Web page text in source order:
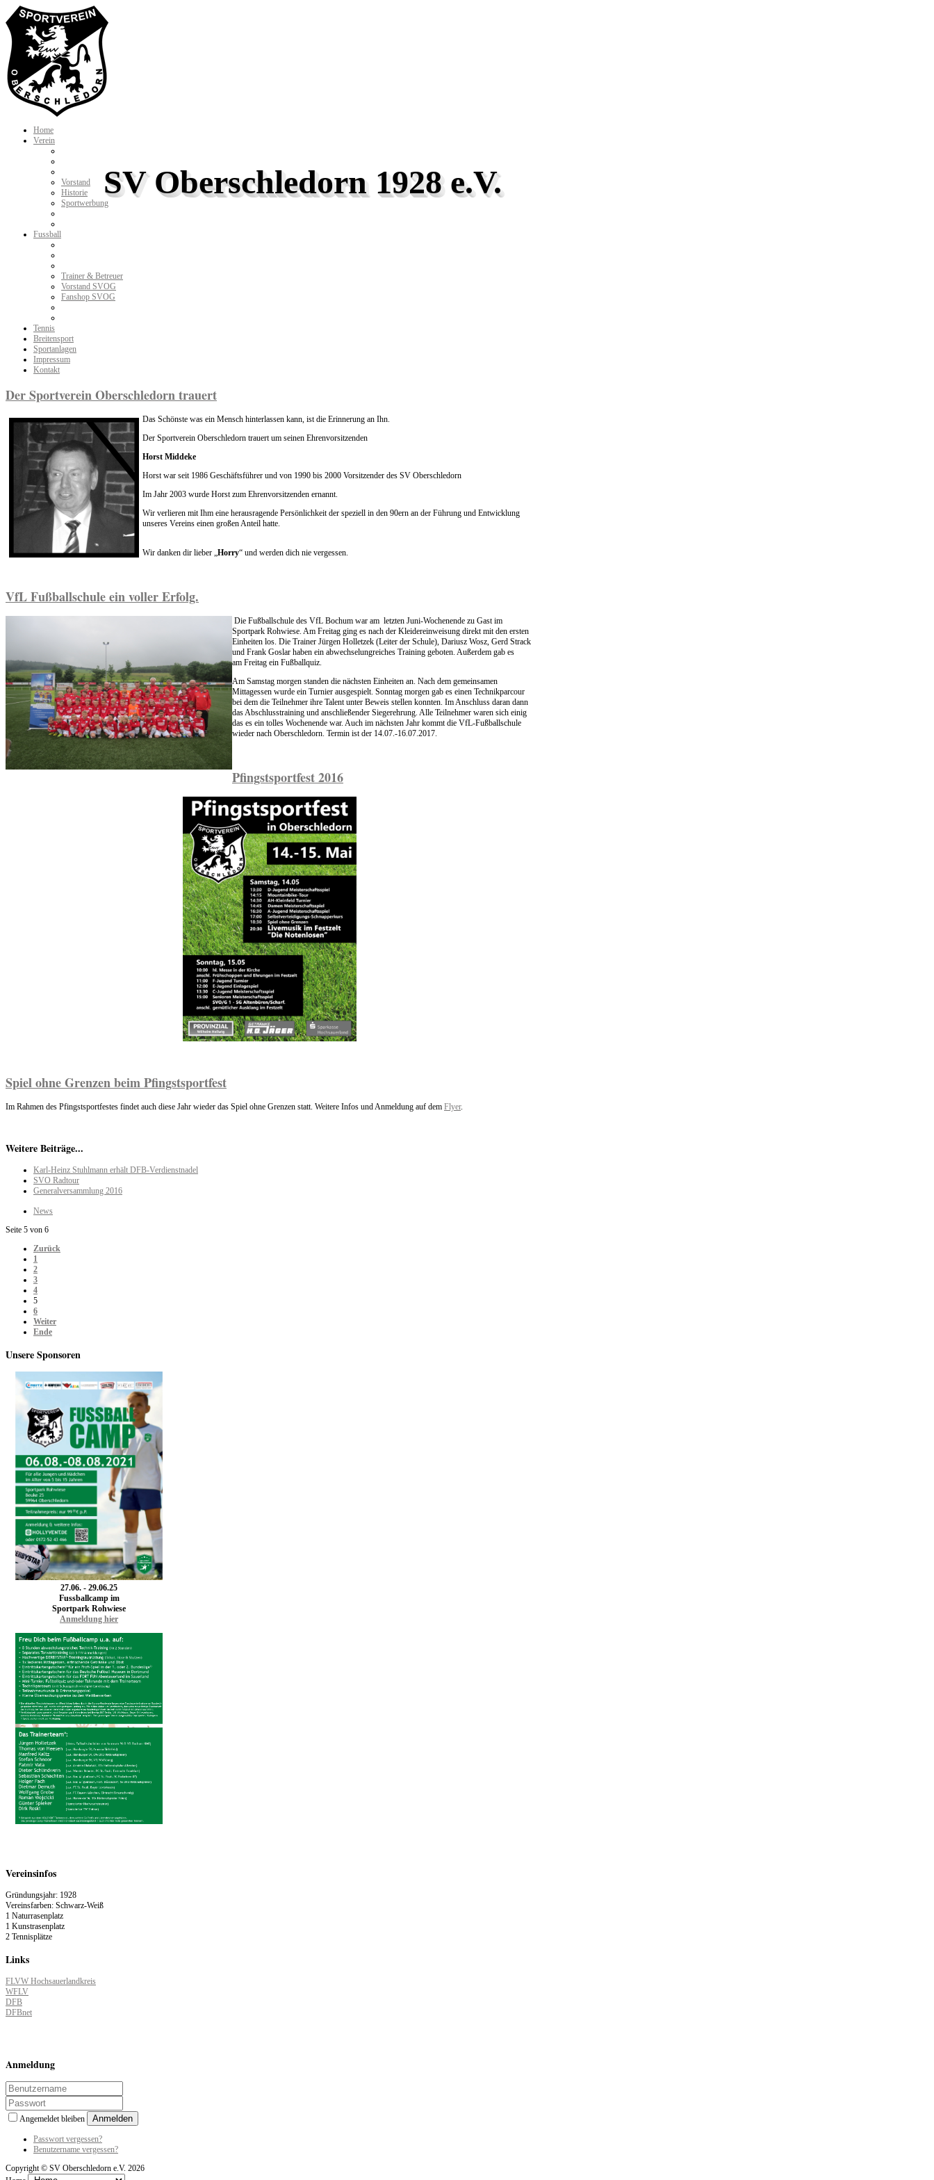
SV Oberschledorn 1928 e.V.
Home
Verein
Vorstand
Historie
Sportwerbung
Fussball
Trainer & Betreuer
Vorstand SVOG
Fanshop SVOG
Tennis
Breitensport
Sportanlagen
Impressum
Kontakt
Der Sportverein Oberschledorn trauert
Das Schönste was ein Mensch hinterlassen kann, ist die Erinnerung an Ihn.
Der Sportverein Oberschledorn trauert um seinen Ehrenvorsitzenden
Horst Middeke
Horst war seit 1986 Geschäftsführer und von 1990 bis 2000 Vorsitzender des SV Oberschledorn
Im Jahr 2003 wurde Horst zum Ehrenvorsitzenden ernannt.
Wir verlieren mit Ihm eine herausragende Persönlichkeit der speziell in den 90ern an der Führung und Entwicklung
unseres Vereins einen großen Anteil hatte.
Wir danken dir lieber „Horry“ und werden dich nie vergessen.
VfL Fußballschule ein voller Erfolg.
Die Fußballschule des VfL Bochum war am letzten Juni-Wochenende zu Gast im
Sportpark Rohwiese. Am Freitag ging es nach der Kleidereinweisung direkt mit den ersten
Einheiten los. Die Trainer Jürgen Holletzek (Leiter der Schule), Dariusz Wosz, Gerd Strack
und Frank Goslar haben ein abwechselungreiches Training geboten. Außerdem gab es
am Freitag ein Fußballquiz.
Am Samstag morgen standen die nächsten Einheiten an. Nach dem gemeinsamen
Mittagessen wurde ein Turnier ausgespielt. Sonntag morgen gab es einen Technikparcour
bei dem die Teilnehmer ihre Talent unter Beweis stellen konnten. Im Anschluss daran dann
das Abschlusstraining und anschließender Siegerehrung. Alle Teilnehmer waren sich einig
das es ein tolles Wochenende war. Auch im nächsten Jahr kommt die VfL-Fußballschule
wieder nach Oberschledorn. Termin ist der 14.07.-16.07.2017.
Pfingstsportfest 2016
Spiel ohne Grenzen beim Pfingstsportfest
Im Rahmen des Pfingstsportfestes findet auch diese Jahr wieder das Spiel ohne Grenzen statt. Weitere Infos und Anmeldung auf dem Flyer.
Weitere Beiträge...
Karl-Heinz Stuhlmann erhält DFB-Verdienstnadel
SVO Radtour
Generalversammlung 2016
News
Seite 5 von 6
Zurück
1
2
3
4
5
6
Weiter
Ende
UnsereSponsoren
27.06. - 29.06.25
Fussballcamp im
Sportpark Rohwiese
Anmeldung hier
Vereinsinfos
Gründungsjahr: 1928
Vereinsfarben: Schwarz-Weiß
1 Naturrasenplatz
1 Kunstrasenplatz
2 Tennisplätze
Links
FLVW Hochsauerlandkreis
WFLV
DFB
DFBnet
Anmeldung
Angemeldet bleiben Anmelden
Passwort vergessen?
Benutzername vergessen?
Copyright © SV Oberschledorn e.V. 2026